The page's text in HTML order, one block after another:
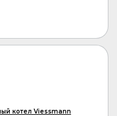
котел Viessmann